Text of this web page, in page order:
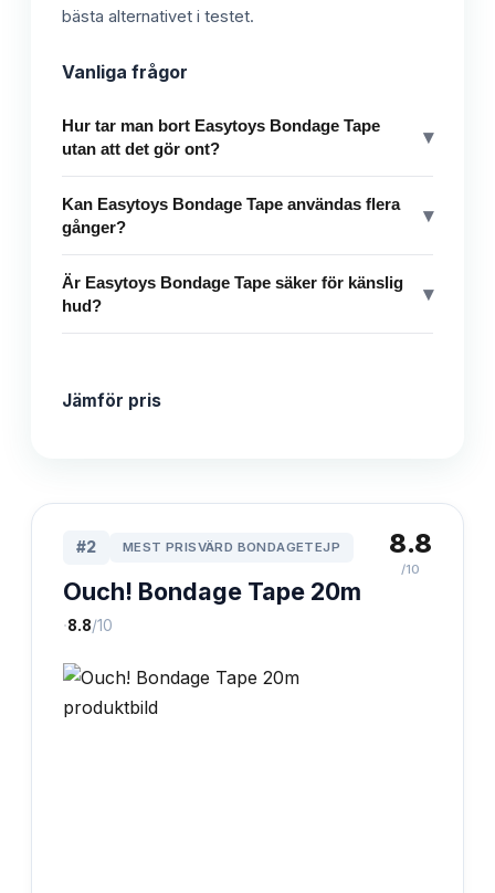
bästa alternativet i testet.
Vanliga frågor
Hur tar man bort Easytoys Bondage Tape
utan att det gör ont?
▾
Kan Easytoys Bondage Tape användas flera
gånger?
▾
Är Easytoys Bondage Tape säker för känslig
hud?
▾
Jämför pris
#2 MEST PRISVÄRD BONDAGETEJP
Ouch! Bondage Tape 20m
·8.8/10
8.8
/10